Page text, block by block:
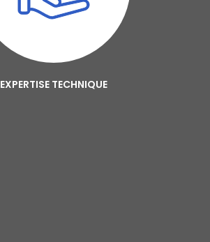
EXPERTISE TECHNIQUE